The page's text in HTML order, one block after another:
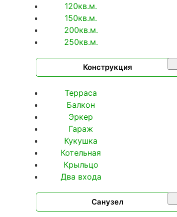
120кв.м.
150кв.м.
200кв.м.
250кв.м.
Конструкция
Терраса
Балкон
Эркер
Гараж
Кукушка
Котельная
Крыльцо
Два входа
Санузел